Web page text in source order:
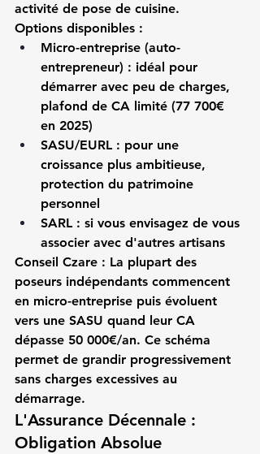
activité de pose de cuisine.
Options disponibles :
Micro-entreprise (auto-
entrepreneur) : idéal pour
démarrer avec peu de charges,
plafond de CA limité (77 700€
en 2025)
SASU/EURL : pour une
croissance plus ambitieuse,
protection du patrimoine
personnel
SARL : si vous envisagez de vous
associer avec d'autres artisans
Conseil Czare : La plupart des
poseurs indépendants commencent
en micro-entreprise puis évoluent
vers une SASU quand leur CA
dépasse 50 000€/an. Ce schéma
permet de grandir progressivement
sans charges excessives au
démarrage.
L'Assurance Décennale :
Obligation Absolue